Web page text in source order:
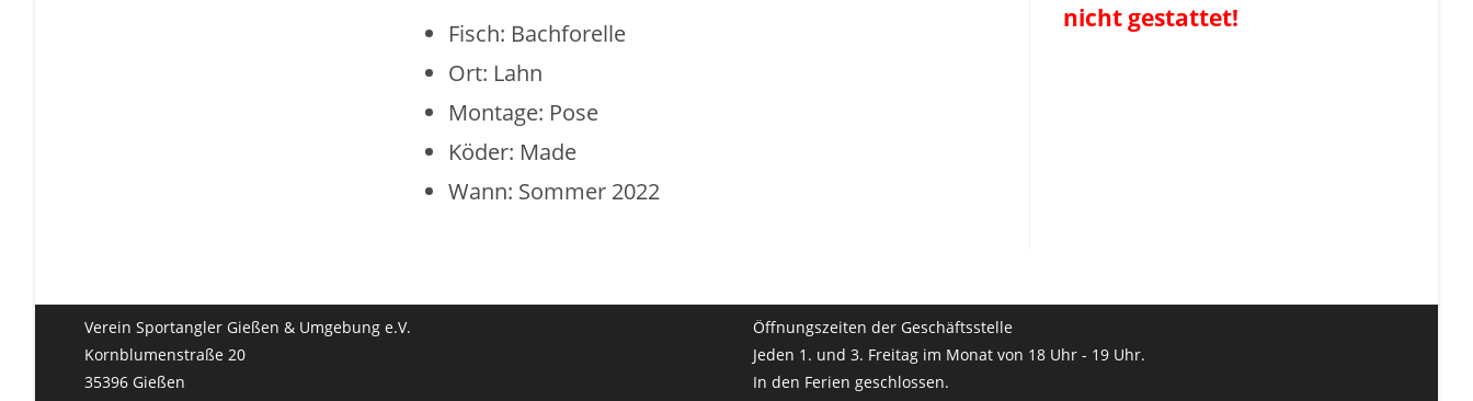
Fisch: Bachforelle
Ort: Lahn
Montage: Pose
Köder: Made
Wann: Sommer 2022
nicht gestattet!
Verein Sportangler Gießen & Umgebung e.V.
Kornblumenstraße 20
35396 Gießen
Öffnungszeiten der Geschäftsstelle
Jeden 1. und 3. Freitag im Monat von 18 Uhr - 19 Uhr.
In den Ferien geschlossen.